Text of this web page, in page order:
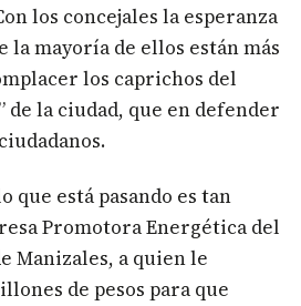
los concejales la esperanza
la mayoría de ellos están más
los caprichos del
de la ciudad, que en defender
que está pasando es tan
Promotora Energética del
Manizales, a quien le
de pesos para que